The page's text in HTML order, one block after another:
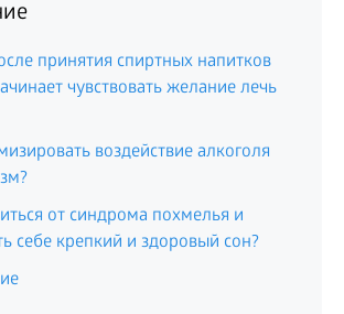
принятия спиртных напитков
чувствовать желание лечь
воздействие алкоголя
от синдрома похмелья и
себе крепкий и здоровый сон?